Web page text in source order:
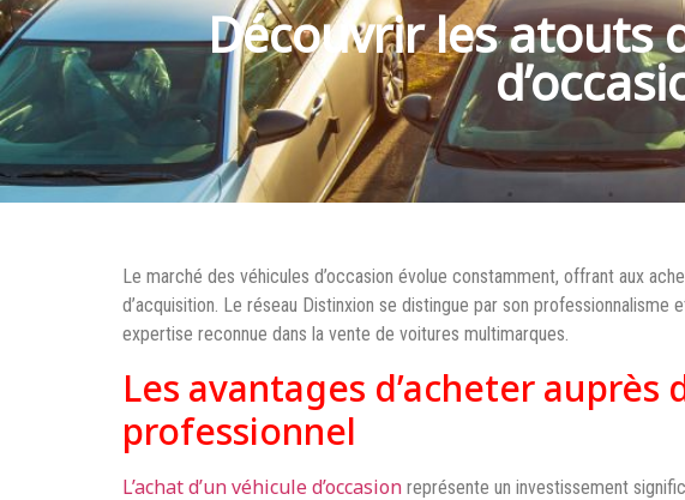
Découvrir les atouts
Le marché des véhicules d’occasion évolue constamment, offrant aux
d’acquisition. Le réseau Distinxion se distingue par son professionnalisme
expertise reconnue dans la vente de voitures multimarques.
Les avantages d’acheter auprès
professionnel
L’achat d’un véhicule d’occasion représente un investissement